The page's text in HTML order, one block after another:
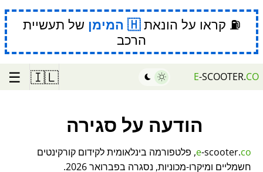
⛽ קראו על הונאת המימן של תעשיית
הרכב
E-SCOOTER.CO
🇮🇱
☰
הודעה על סגירה
e-scooter.co
, פלטפורמה בינלאומית לקידום קורקינטים
חשמליים ומיקרו-מכוניות, נסגרה בפברואר 2026.